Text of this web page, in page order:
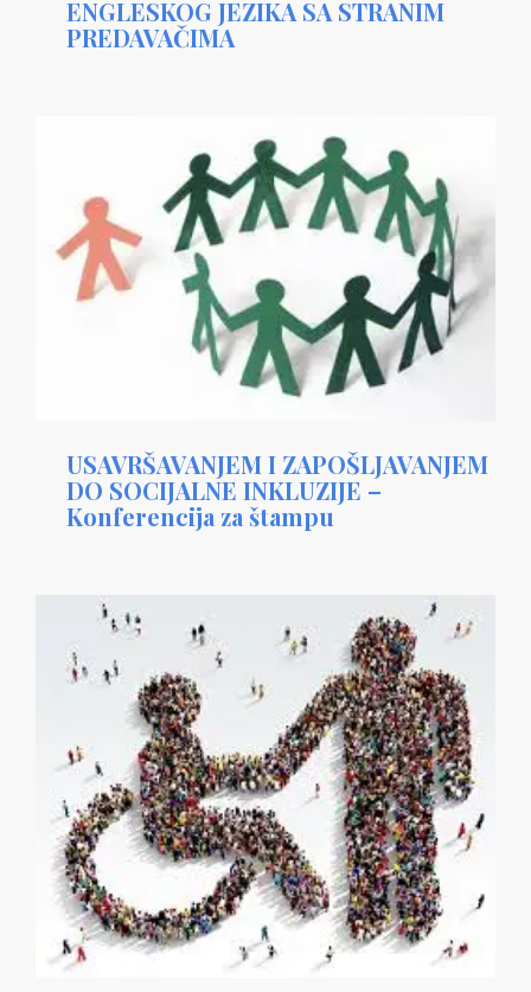
ENGLESKOG JEZIKA SA STRANIM
PREDAVAČIMA
USAVRŠAVANJEM I ZAPOŠLJAVANJEM
DO SOCIJALNE INKLUZIJE –
Konferencija za štampu